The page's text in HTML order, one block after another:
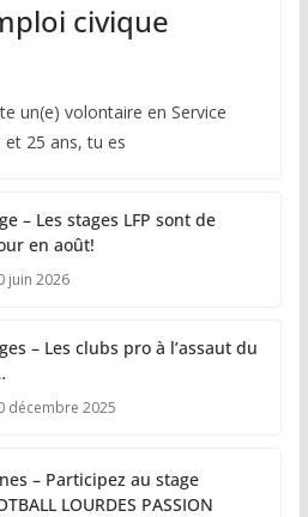
civique
un(e) volontaire en Service
et 25 ans, tu es
– Les stages LFP sont de
en août!
juin 2026
– Les clubs pro à l’assaut du
décembre 2025
– Participez au stage
LOURDES PASSION